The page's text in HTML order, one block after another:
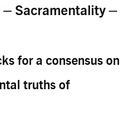
Sacramentality –
for a consensus on
truths of